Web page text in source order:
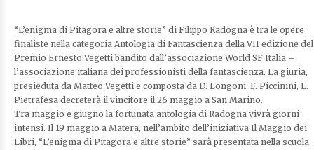
“L’enigma di Pitagora e altre storie” di Filippo Radogna è tra le opere
finaliste nella categoria Antologia di Fantascienza della VII edizione del
Premio Ernesto Vegetti bandito dall’associazione World SF Italia –
l’associazione italiana dei professionisti della fantascienza. La giuria,
presieduta da Matteo Vegetti e composta da D. Longoni, F. Piccinini, L.
Pietrafesa decreterà il vincitore il 26 maggio a San Marino.
Tra maggio e giugno la fortunata antologia di Radogna vivrà giorni
intensi. Il 19 maggio a Matera, nell’ambito dell’iniziativa Il Maggio dei
Libri, “L’enigma di Pitagora e altre storie” sarà presentata nella scuola